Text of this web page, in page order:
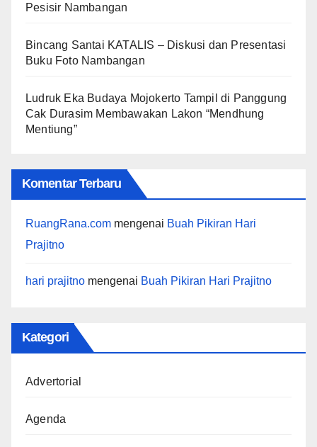
Pesisir Nambangan
Bincang Santai KATALIS – Diskusi dan Presentasi
Buku Foto Nambangan
Ludruk Eka Budaya Mojokerto Tampil di Panggung
Cak Durasim Membawakan Lakon “Mendhung
Mentiung”
Komentar Terbaru
RuangRana.com mengenai Buah Pikiran Hari
Prajitno
hari prajitno mengenai Buah Pikiran Hari Prajitno
Kategori
Advertorial
Agenda